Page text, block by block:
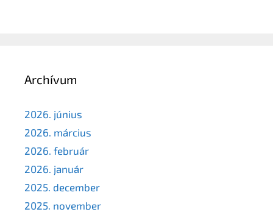
Archívum
2026. június
2026. március
2026. február
2026. január
2025. december
2025. november